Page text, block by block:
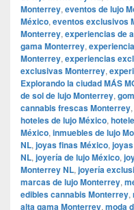
Monterrey, eventos de lujo
México, eventos exclusivos
Monterrey, experiencias de
gama Monterrey,
Monterrey, experiencias
exclusivas Monterrey,
Explorando la ciudad MÁS
de sol de lujo Monterrey,
cannabis frescas Monterrey,
hoteles de lujo México,
México, inmuebles de lujo
NL, joyas finas México,
NL, joyería de lujo México,
Monterrey NL, joyería
marcas de lujo Monterrey,
edibles cannabis Monterrey,
alta gama Monterrey, moda